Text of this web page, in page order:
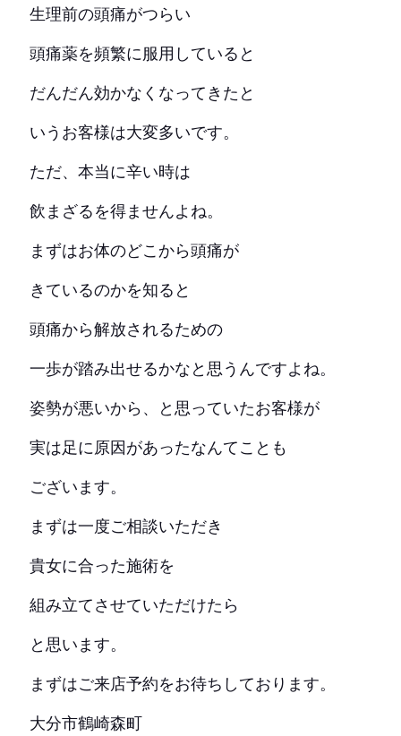
生理前の頭痛がつらい
頭痛薬を頻繁に服用していると
だんだん効かなくなってきたと
いうお客様は大変多いです。
ただ、本当に辛い時は
飲まざるを得ませんよね。
まずはお体のどこから頭痛が
きているのかを知ると
頭痛から解放されるための
一歩が踏み出せるかなと思うんですよね。
姿勢が悪いから、と思っていたお客様が
実は足に原因があったなんてことも
ございます。
まずは一度ご相談いただき
貴女に合った施術を
組み立てさせていただけたら
と思います。
まずはご来店予約をお待ちしております。
大分市鶴崎森町